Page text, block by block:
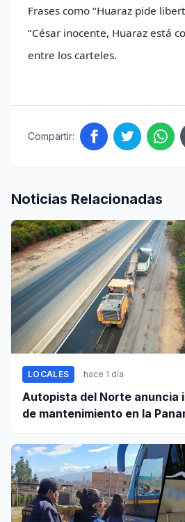
Frases como “Huaraz pide
“César inocente, Huaraz está
entre los carteles.
Compartir:
Noticias Relacionadas
LOCALES hace 1 día
Autopista del Norte anuncia
de mantenimiento en la